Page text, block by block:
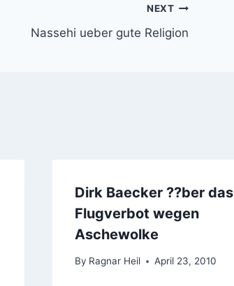
NEXT
Nassehi ueber gute Religion
Dirk Baecker ??ber das
Flugverbot wegen
Aschewolke
By Ragnar Heil April 23, 2010